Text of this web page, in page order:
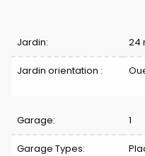
Jardin: 24
Jardin orientation :
Garage: 1
Garage Types: